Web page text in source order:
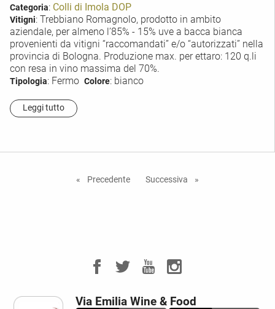
Categoria: Colli di Imola DOP
Vitigni: Trebbiano Romagnolo, prodotto in ambito
aziendale, per almeno l’85% - 15% uve a bacca bianca
provenienti da vitigni “raccomandati” e/o “autorizzati” nella
provincia di Bologna. Produzione max. per ettaro: 120 q.li
con resa in vino massima del 70%.
Tipologia: Fermo Colore: bianco
Leggi tutto
Precedente Successiva
Via Emilia Wine & Food